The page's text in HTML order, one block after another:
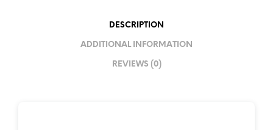
DESCRIPTION
ADDITIONAL INFORMATION
REVIEWS (0)